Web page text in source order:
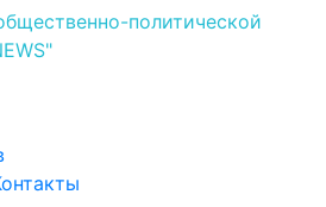
политической